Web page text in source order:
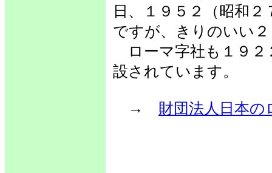
日、１９５２（昭和
ですが、きりのいい
ローマ字社も１９２
設されています。
→ 財団法人日本の